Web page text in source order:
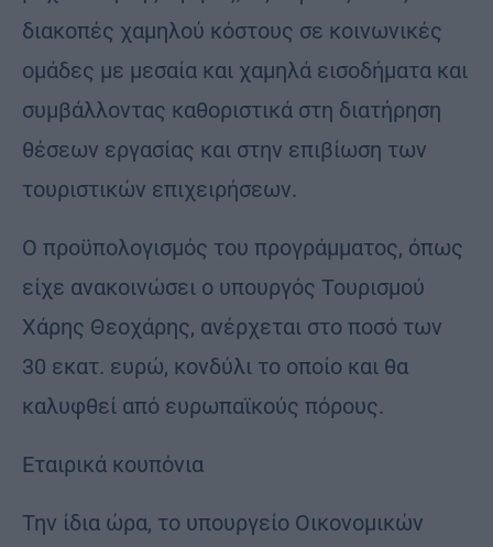
διακοπές χαμηλού κόστους σε κοινωνικές
ομάδες με μεσαία και χαμηλά εισοδήματα και
συμβάλλοντας καθοριστικά στη διατήρηση
θέσεων εργασίας και στην επιβίωση των
τουριστικών επιχειρήσεων.
Ο προϋπολογισμός του προγράμματος, όπως
είχε ανακοινώσει ο υπουργός Τουρισμού
Χάρης Θεοχάρης, ανέρχεται στο ποσό των
30 εκατ. ευρώ, κονδύλι το οποίο και θα
καλυφθεί από ευρωπαϊκούς πόρους.
Εταιρικά κουπόνια
Την ίδια ώρα, το υπουργείο Οικονομικών